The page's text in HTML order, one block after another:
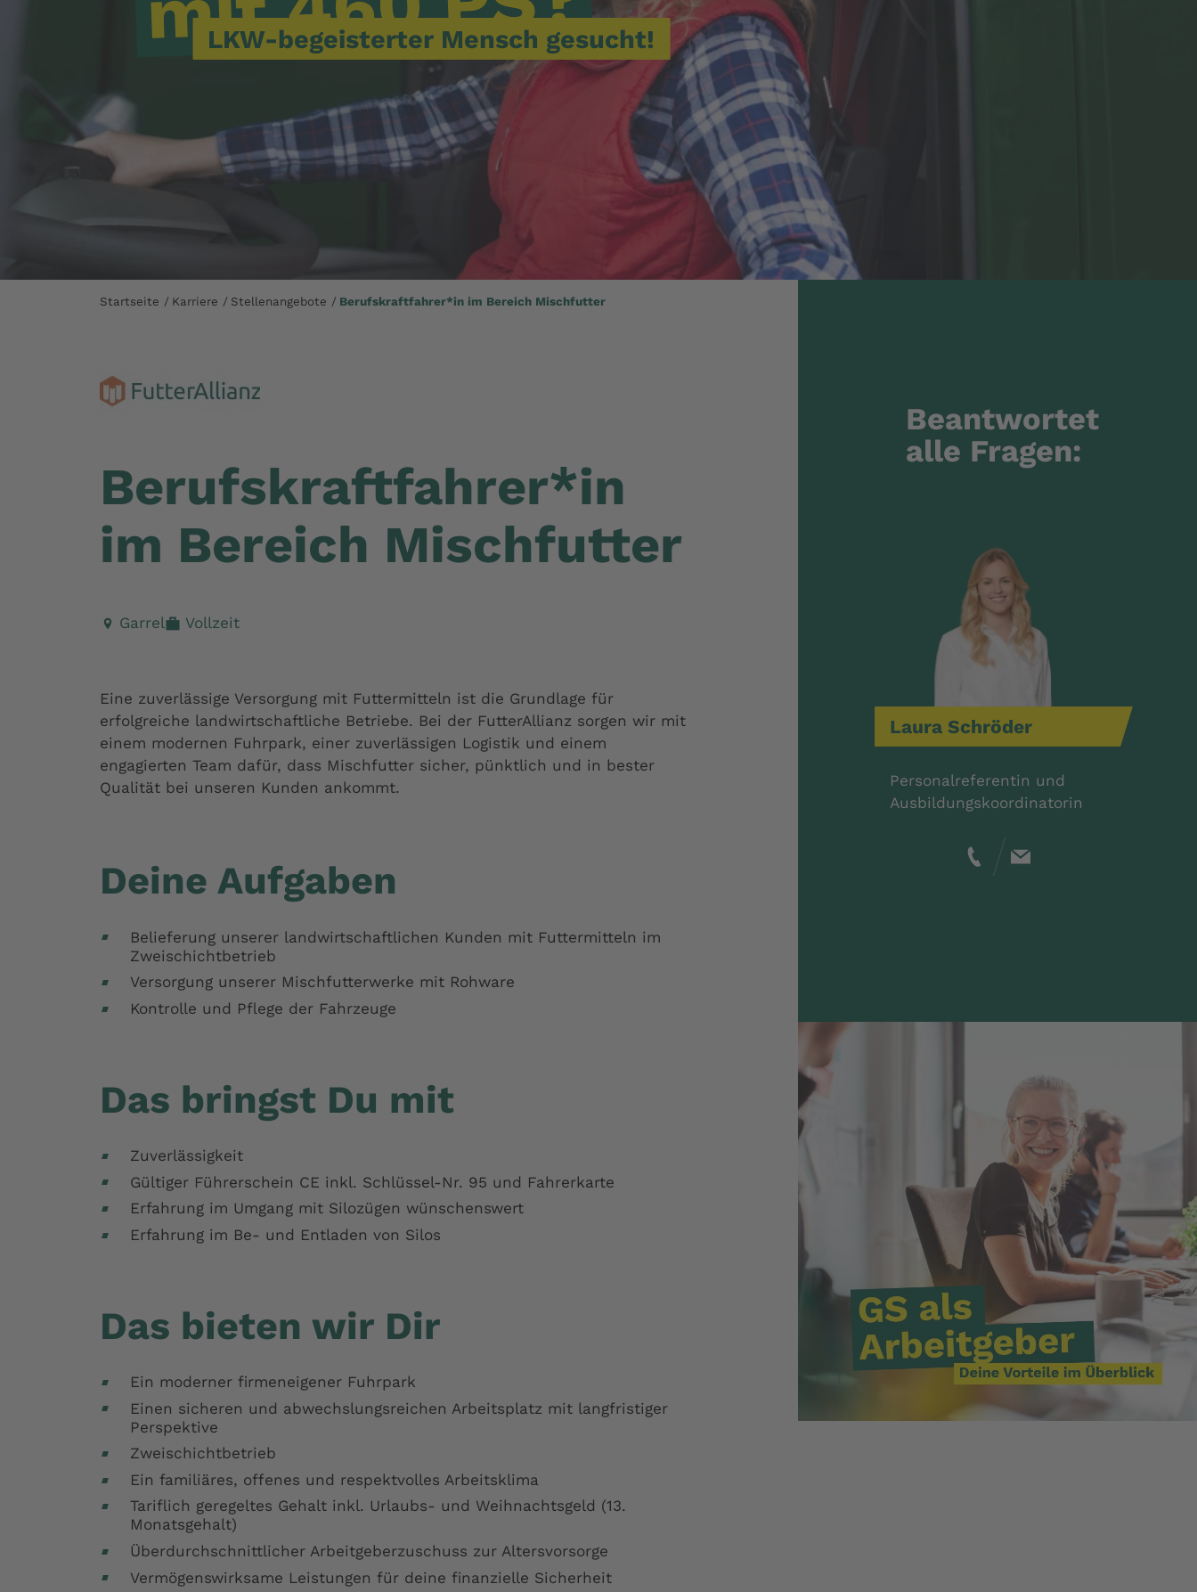
LKW-begeisterter Mensch gesucht!
Startseite Karriere Stellenangebote Berufskraftfahrer*in im Bereich Mischfutter
Berufskraftfahrer*in
im Bereich Mischfutter
Garrel Vollzeit
Eine zuverlässige Versorgung mit Futtermitteln ist die Grundlage für
erfolgreiche landwirtschaftliche Betriebe. Bei der FutterAllianz sorgen wir mit
einem modernen Fuhrpark, einer zuverlässigen Logistik und einem
engagierten Team dafür, dass Mischfutter sicher, pünktlich und in bester
Qualität bei unseren Kunden ankommt.
Deine Aufgaben
Belieferung unserer landwirtschaftlichen Kunden mit Futtermitteln im
Zweischichtbetrieb
Versorgung unserer Mischfutterwerke mit Rohware
Kontrolle und Pflege der Fahrzeuge
Das bringst Du mit
Zuverlässigkeit
Gültiger Führerschein CE inkl. Schlüssel-Nr. 95 und Fahrerkarte
Erfahrung im Umgang mit Silozügen wünschenswert
Erfahrung im Be- und Entladen von Silos
Das bieten wir Dir
Ein moderner firmeneigener Fuhrpark
Einen sicheren und abwechslungsreichen Arbeitsplatz mit langfristiger
Perspektive
Zweischichtbetrieb
Ein familiäres, offenes und respektvolles Arbeitsklima
Tariflich geregeltes Gehalt inkl. Urlaubs- und Weihnachtsgeld (13.
Monatsgehalt)
Überdurchschnittlicher Arbeitgeberzuschuss zur Altersvorsorge
Vermögenswirksame Leistungen für deine finanzielle Sicherheit
Beantwortet
alle Fragen:
Laura Schröder
Personalreferentin und
Ausbildungskoordinatorin